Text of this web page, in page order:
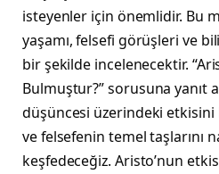
isteyenler için önemlidir. Bu
yaşamı, felsefi görüşleri ve
bir şekilde incelenecektir.
Bulmuştur?” sorusuna yanıt
düşüncesi üzerindeki
ve felsefenin temel taşlarını
keşfedeceğiz. Aristo’nun